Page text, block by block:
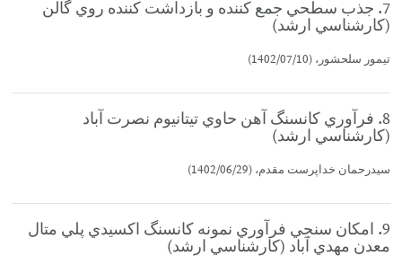
7. جذب سطحي جمع كننده و بازداشت كننده روي گالن
(كارشناسي ارشد)
تيمور سلحشور، (1402/07/10)
8. فرآوري كانسنگ آهن حاوي تيتانيوم نصرت آباد
(كارشناسي ارشد)
سيدرحمان خداپرست مقدم، (1402/06/29)
9. امكان سنجي فرآوري نمونه كانسنگ اكسيدي پلي متال
معدن مهدي آباد (كارشناسي ارشد)